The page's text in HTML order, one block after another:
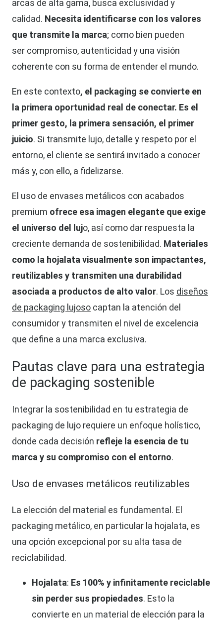
arcas de alta gama, busca exclusividad y
calidad. Necesita identificarse con los valores
que transmite la marca; como bien pueden
ser compromiso, autenticidad y una visión
coherente con su forma de entender el mundo.
En este contexto, el packaging se convierte en
la primera oportunidad real de conectar. Es el
primer gesto, la primera sensación, el primer
juicio. Si transmite lujo, detalle y respeto por el
entorno, el cliente se sentirá invitado a conocer
más y, con ello, a fidelizarse.
El uso de envases metálicos con acabados
premium ofrece esa imagen elegante que exige
el universo del lujo, así como dar respuesta la
creciente demanda de sostenibilidad. Materiales
como la hojalata visualmente son impactantes,
reutilizables y transmiten una durabilidad
asociada a productos de alto valor. Los diseños
de packaging lujoso captan la atención del
consumidor y transmiten el nivel de excelencia
que define a una marca exclusiva.
Pautas clave para una estrategia
de packaging sostenible
Integrar la sostenibilidad en tu estrategia de
packaging de lujo requiere un enfoque holístico,
donde cada decisión refleje la esencia de tu
marca y su compromiso con el entorno.
Uso de envases metálicos reutilizables
La elección del material es fundamental. El
packaging metálico, en particular la hojalata, es
una opción excepcional por su alta tasa de
reciclabilidad.
Hojalata: Es 100% y infinitamente reciclable
sin perder sus propiedades. Esto la
convierte en un material de elección para la